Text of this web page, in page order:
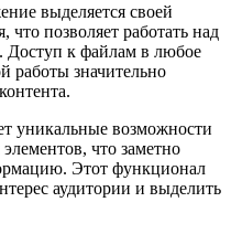
выделяется своей
позволяет работать над
Доступ к файлам в любое
работы значительно
уникальные возможности
что заметно
Этот функционал
аудитории и выделить